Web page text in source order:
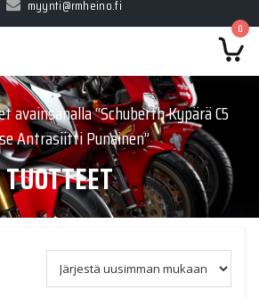
myynti@rmheino.fi
0
avainsanalla “Schuberth Kypärä C5
Antrasiitti Punainen”
TUOTTEET